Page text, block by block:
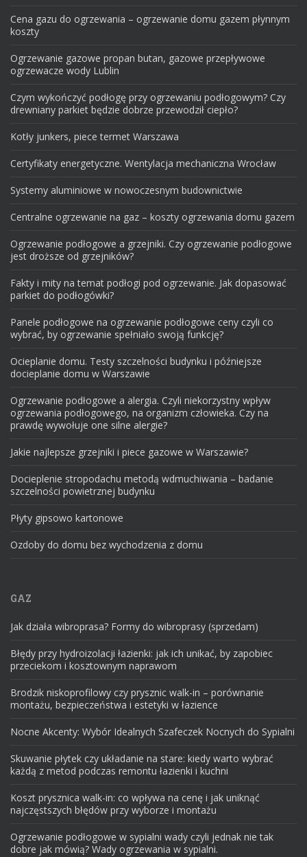
Cena gazu do ogrzewania – ogrzewanie domu gazem płynnym
koszty
Ogrzewanie gazowe propan butan, gazowe przepływowe
ogrzewacze wody Lublin
Czym wykończyć podłogę przy ogrzewaniu podłogowym? Czy
drewniany parkiet będzie dobrze przewodził ciepło?
Kotły junkers, piece termet Warszawa
Certyfikaty energetyczne. Wentylacja mechaniczna Wrocław
Systemy aluminiowe w nowoczesnym budownictwie
Centralne ogrzewanie na gaz – koszty ogrzewania domu gazem
Ogrzewanie podłogowe a grzejniki. Czy ogrzewanie podłogowe
jest droższe od grzejników?
Fakty i mity na temat podłogi pod ogrzewanie. Jak dopasować
parkiet do podłogówki?
Panele podłogowe na ogrzewanie podłogowe ceny czyli co
wybrać, by ogrzewanie spełniało swoją funkcję?
Ocieplanie domu. Testy szczelności budynku i późniejsze
docieplanie domu w Warszawie
Ogrzewanie podłogowe a alergia. Czyli niekorzystny wpływ
ogrzewania podłogowego, na organizm człowieka. Czy na
prawdę wywołuje one silne alergie?
Jakie najlepsze grzejniki i piece gazowe w Warszawie?
Docieplenie stropodachu metodą wdmuchiwania – badanie
szczelności powietrznej budynku
Płyty gipsowo kartonowe
Ozdoby do domu bez wychodzenia z domu
GAZ
Jak działa wibroprasa? Formy do wibroprasy (sprzedam)
Błędy przy hydroizolacji łazienki: jak ich unikać, by zapobiec
przeciekom i kosztownym naprawom
Brodzik niskoprofilowy czy prysznic walk-in – porównanie
montażu, bezpieczeństwa i estetyki w łazience
Nocne Akcenty: Wybór Idealnych Szafeczek Nocnych do Sypialni
Skuwanie płytek czy układanie na stare: kiedy warto wybrać
każdą z metod podczas remontu łazienki i kuchni
Koszt prysznica walk-in: co wpływa na cenę i jak uniknąć
najczęstszych błędów przy wyborze i montażu
Ogrzewanie podłogowe w sypialni wady czyli jednak nie tak
dobre jak mówią? Wady ogrzewania w sypialni.